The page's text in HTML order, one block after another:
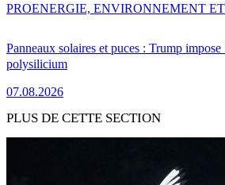
Panneaux solaires et puces : Trump
polysilicium
07.08.2026
PROENERGIE, ENVIRONNEMENT
PLUS DE CETTE SECTION